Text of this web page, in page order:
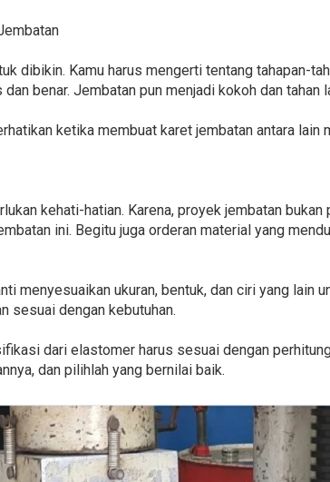
dibikin. Kamu harus mengerti tentang tahapan-
benar. Jembatan pun menjadi kokoh dan tahan
ketika membuat karet jembatan antara lain
kehati-hatian. Karena, proyek jembatan
ini. Begitu juga orderan material yang
menyesuaikan ukuran, bentuk, dan ciri yang lain
sesuai dengan kebutuhan.
dari elastomer harus sesuai dengan
dan pilihlah yang bernilai baik.